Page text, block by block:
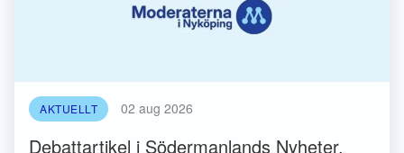
AKTUELLT 02 aug 2026
Debattartikel i Södermanlands Nyheter,